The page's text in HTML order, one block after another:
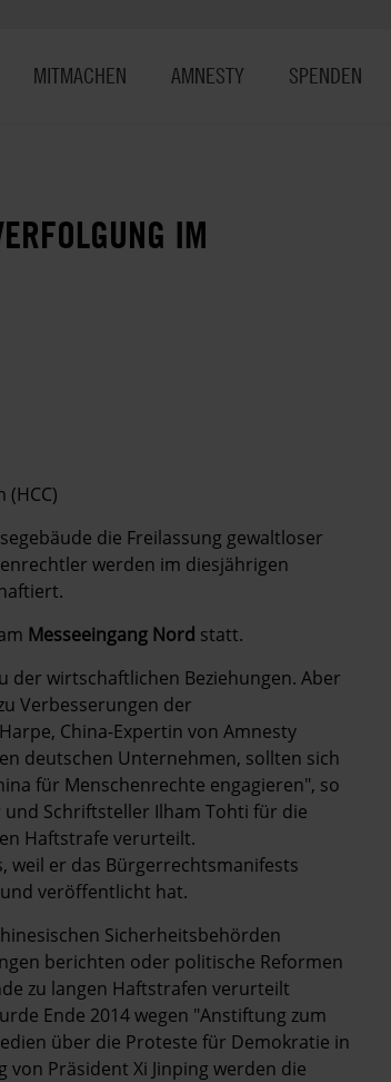
MITMACHEN AMNESTY SPENDEN
IM
die Freilassung gewaltloser
werden im diesjährigen
Messeeingang Nord statt.
der wirtschaftlichen Beziehungen. Aber
Verbesserungen der
China-Expertin von Amnesty
deutschen Unternehmen, sollten sich
für Menschenrechte engagieren", so
Schriftsteller Ilham Tohti für die
Haftstrafe verurteilt.
weil er das Bürgerrechtsmanifests
veröffentlicht hat.
Sicherheitsbehörden
berichten oder politische Reformen
zu langen Haftstrafen verurteilt
Ende 2014 wegen "Anstiftung zum
über die Proteste für Demokratie in
Präsident Xi Jinping werden die